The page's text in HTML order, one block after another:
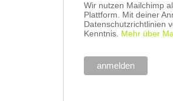
Wir nutzen Mailchimp
Plattform. Mit deiner
Datenschutzrichtlinien
Kenntnis. Mehr über